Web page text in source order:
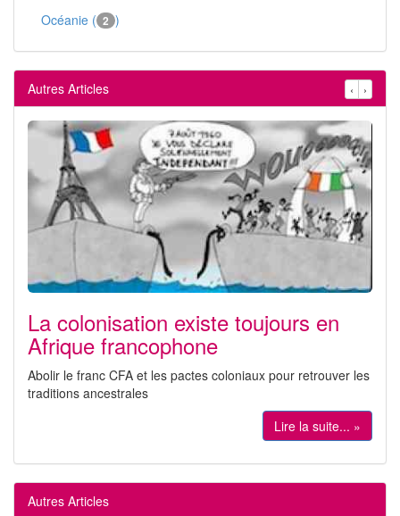
Océanie ( 2 )
Autres Articles ‹ ›
La colonisation existe toujours en
Afrique francophone
Abolir le franc CFA et les pactes coloniaux pour retrouver les
traditions ancestrales
Lire la suite... »
Autres Articles